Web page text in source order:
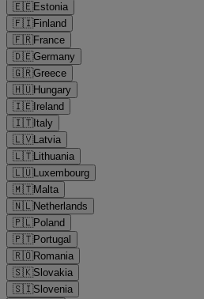
🇪🇪Estonia
🇫🇮Finland
🇫🇷France
🇩🇪Germany
🇬🇷Greece
🇭🇺Hungary
🇮🇪Ireland
🇮🇹Italy
🇱🇻Latvia
🇱🇹Lithuania
🇱🇺Luxembourg
🇲🇹Malta
🇳🇱Netherlands
🇵🇱Poland
🇵🇹Portugal
🇷🇴Romania
🇸🇰Slovakia
🇸🇮Slovenia